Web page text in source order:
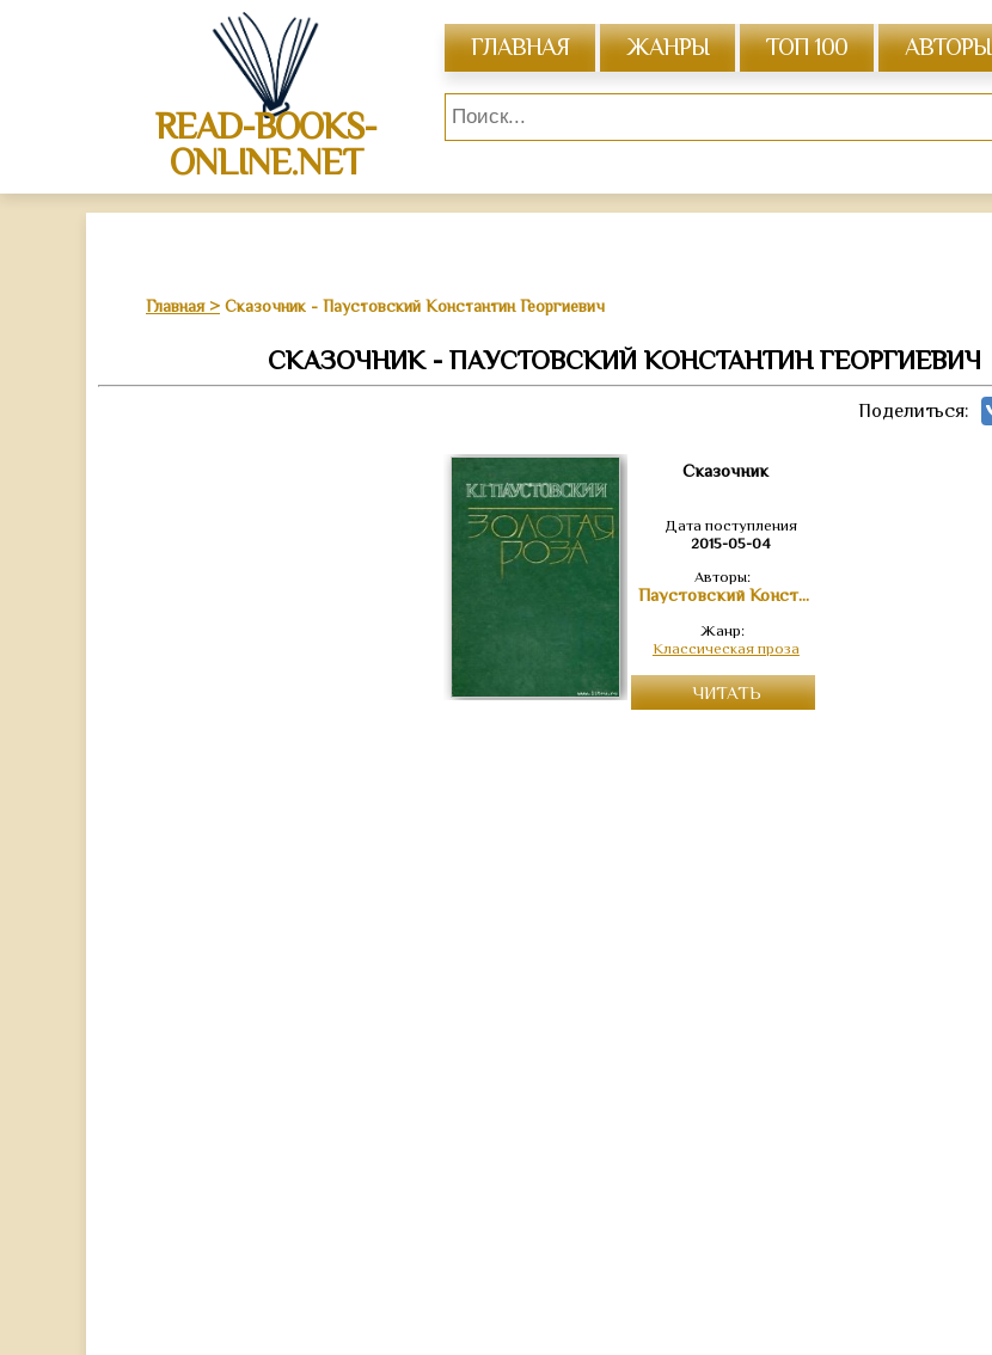
READ-BOOKS-
ONLINE.NET
ГЛАВНАЯ ЖАНРЫ ТОП 100 АВТОРЫ
Главная Сказочник - Паустовский Константин Георгиевич
СКАЗОЧНИК - ПАУСТОВСКИЙ КОНСТАНТИН ГЕОРГИЕВИЧ
Поделиться:
Сказочник
Дата поступления
2015-05-04
Авторы:
Паустовский Константин Георгиевич
Жанр:
Классическая проза
ЧИТАТЬ